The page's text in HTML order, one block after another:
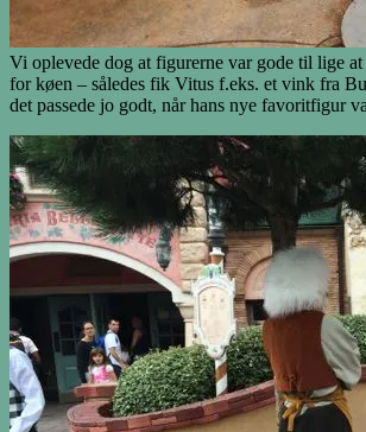
Vi oplevede dog at figurerne var gode til lige
for køen – således fik Vitus f.eks. et vink fra
det passede jo godt, når hans nye favoritfigur